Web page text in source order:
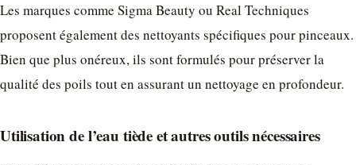
Les marques comme Sigma Beauty ou Real Techniques
proposent également des nettoyants spécifiques pour pinceaux.
Bien que plus onéreux, ils sont formulés pour préserver la
qualité des poils tout en assurant un nettoyage en profondeur.
Utilisation de l’eau tiède et autres outils nécessaires